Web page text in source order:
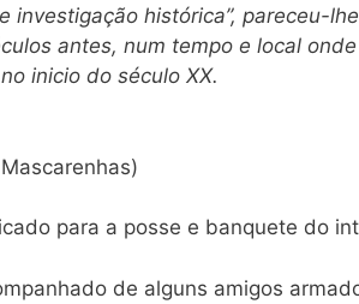
investigação histórica”, pareceu-
antes, num tempo e local
inicio do século XX.
para a posse e banquete do
de alguns amigos